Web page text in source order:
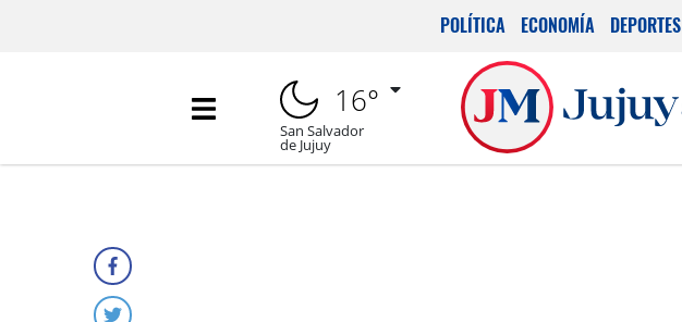
POLÍTICA ECONOMÍA DEPORTES
16°
San Salvador
de Jujuy